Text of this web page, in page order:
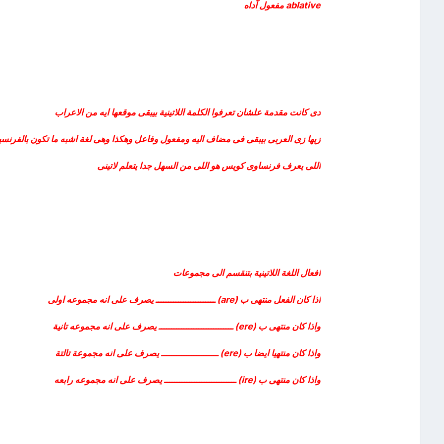
ablative مفعول آداه
دى كانت مقدمة علشان تعرفوا الكلمة اللاتينية بيبقى موقعها ايه من الاعراب
زيها زى العربى بيبقى فى مضاف اليه ومفعول وفاعل وهكذا وهى لغة اشبه ما تكون
اللى يعرف فرنساوى كويس هو اللى من السهل جدا يتعلم لاتينى
افعال اللغة اللاتينية بتنقسم الى مجموعات
اذا كان الفعل منتهى ب (are) ــــــــــــــــــــــــ يصرف على انه مجموعه اولى
واذا كان منتهى ب (ere) ــــــــــــــــــــــــــــــ يصرف على انه مجموعه تانية
واذا كان منتهيا ايضا ب (ere) ـــــــــــــــــــــــ يصرف على انه مجموعة تالتة
واذا كان منتهى ب (ire) ـــــــــــــــــــــــــــــ يصرف على انه مجموعه رابعه